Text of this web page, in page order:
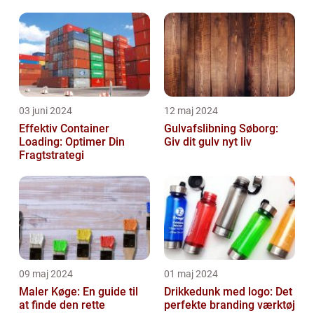
03 juni 2024
Effektiv Container
Loading: Optimer Din
Fragtstrategi
12 maj 2024
Gulvafslibning Søborg:
Giv dit gulv nyt liv
09 maj 2024
Maler Køge: En guide til
at finde den rette
01 maj 2024
Drikkedunk med logo: Det
perfekte branding værktøj